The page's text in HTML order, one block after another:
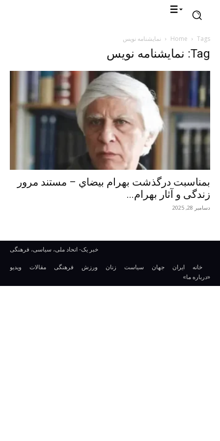
Home Tags نمایشنامه نویس
Tag: نمایشنامه نویس
بمناسبت درگذشت بهرام بیضاي – مستند مرور
زندگی و آثار بهرام...
دسامبر 28, 2025
خبر یک- اتحاد ملی، سیاسی، فرهنگی
خانه ایران جهان سیاست زنان ورزش فرهنگی مقالات
ویدیو
«درباره ما»